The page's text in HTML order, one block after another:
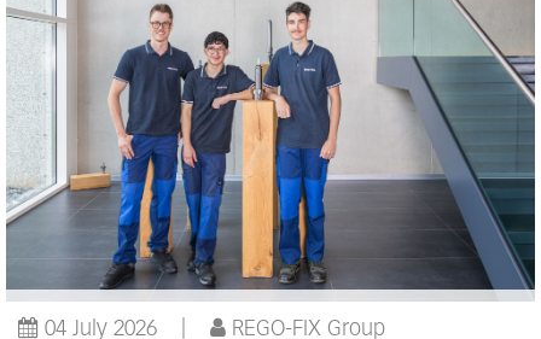
04 July 2026 REGO-FIX Group